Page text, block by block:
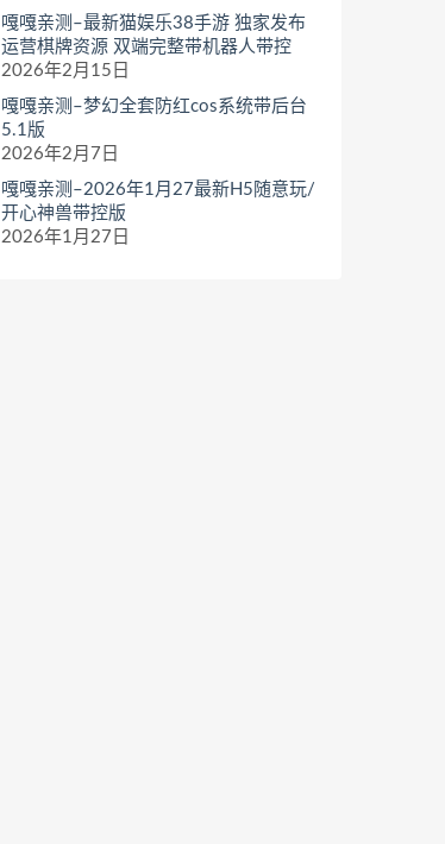
嘎嘎亲测–最新猫娱乐38手游 独家发布
运营棋牌资源 双端完整带机器人带控
2026年2月15日
嘎嘎亲测–梦幻全套防红cos系统带后台
5.1版
2026年2月7日
嘎嘎亲测–2026年1月27最新H5随意玩/
开心神兽带控版
2026年1月27日